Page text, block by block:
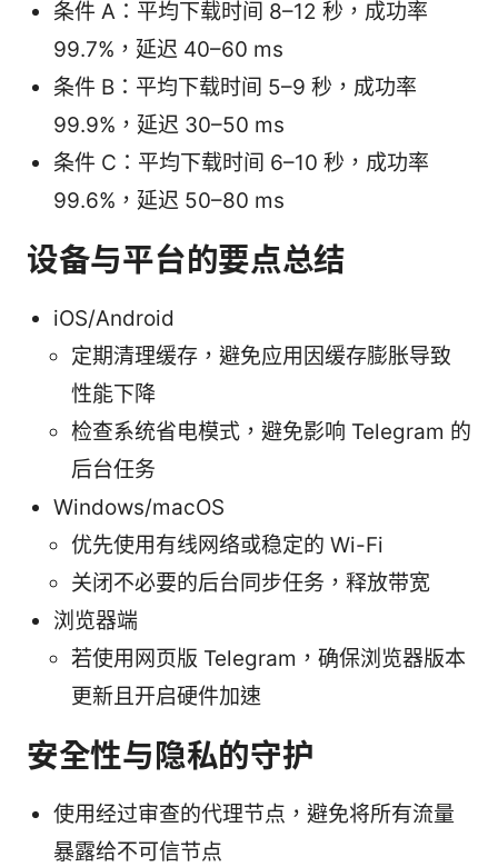
条件 A：平均下载时间 8–12 秒，成功率
99.7%，延迟 40–60 ms
条件 B：平均下载时间 5–9 秒，成功率
99.9%，延迟 30–50 ms
条件 C：平均下载时间 6–10 秒，成功率
99.6%，延迟 50–80 ms
设备与平台的要点总结
iOS/Android
定期清理缓存，避免应用因缓存膨胀导致
性能下降
检查系统省电模式，避免影响 Telegram 的
后台任务
Windows/macOS
优先使用有线网络或稳定的 Wi-Fi
关闭不必要的后台同步任务，释放带宽
浏览器端
若使用网页版 Telegram，确保浏览器版本
更新且开启硬件加速
安全性与隐私的守护
使用经过审查的代理节点，避免将所有流量
暴露给不可信节点